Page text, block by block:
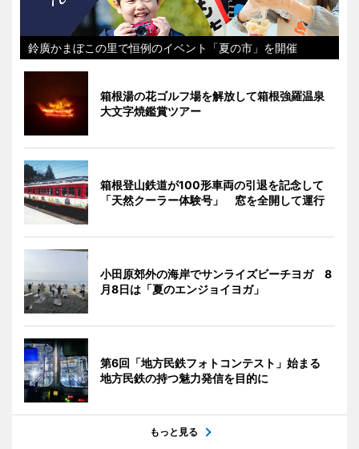
鈴廣かまぼこの里で恒例のイベント「夏の市」を開催
箱根湯の花ゴルフ場を解放して箱根強羅温泉
大文字焼鑑賞ツアー
箱根登山鉄道が100形車両の引退を記念して
「天然クーラー体験号」 窓を全開して運行
小田原郊外の海岸でサンライズビーチヨガ 8
月8日は「夏のエンジョイヨガ」
第6回「地方民鉄フォトコンテスト」始まる
地方民鉄の持つ魅力発信を目的に
もっと見る